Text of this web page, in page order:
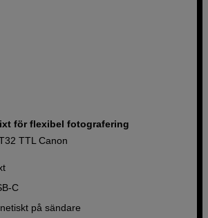
för flexibel fotografering
TTL Canon
C
på sändare